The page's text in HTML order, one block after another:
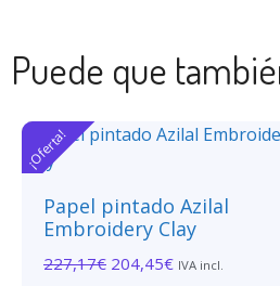
Puede que
¡Oferta!
Papel pintado Azilal
Embroidery Clay
227,17€ 204,45€ IVA incl.